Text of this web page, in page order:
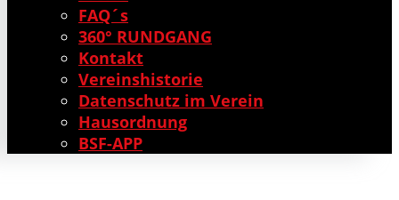
FAQ´s
360° RUNDGANG
Kontakt
Vereinshistorie
Datenschutz im Verein
Hausordnung
BSF-APP